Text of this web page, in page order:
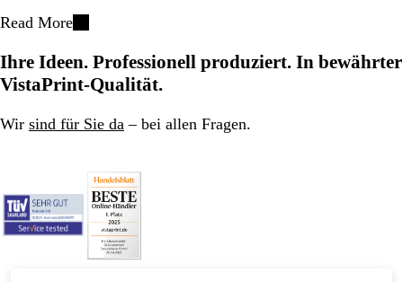
Read More
Ihre Ideen. Professionell produziert. In bewährter
VistaPrint-Qualität.
Wir sind für Sie da – bei allen Fragen.